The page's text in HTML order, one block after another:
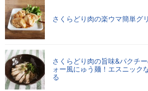
さくらどり肉の楽ウマ簡単グ
さくらどり肉の旨味&パクチ
ォー風にゅう麺！エスニック
る